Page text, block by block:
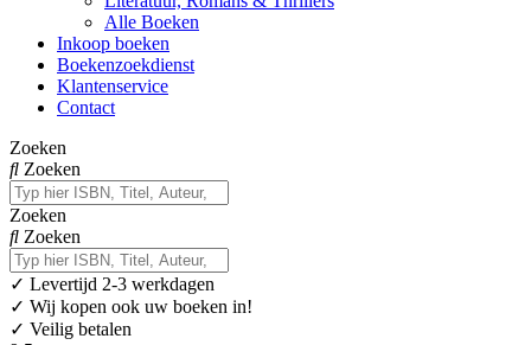
Alle Boeken
Inkoop boeken
Boekenzoekdienst
Klantenservice
Contact
Zoeken
Zoeken
Zoeken
Zoeken
✓ Levertijd 2-3 werkdagen
✓ Wij kopen ook uw boeken in!
✓ Veilig betalen